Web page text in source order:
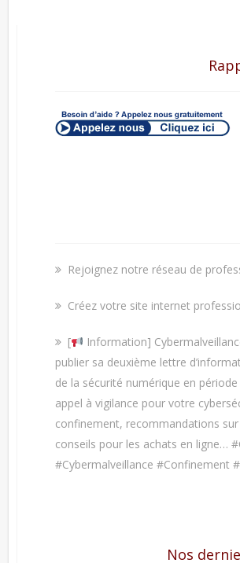
Rejoignez notre réseau de
Créez votre site internet
[
Information]
publier sa deuxième lettre
de la sécurité numérique en
appel à vigilance pour votre
confinement, recommandations
conseils pour les achats en ligne…
#Cybermalveillance #Confinement
Nos